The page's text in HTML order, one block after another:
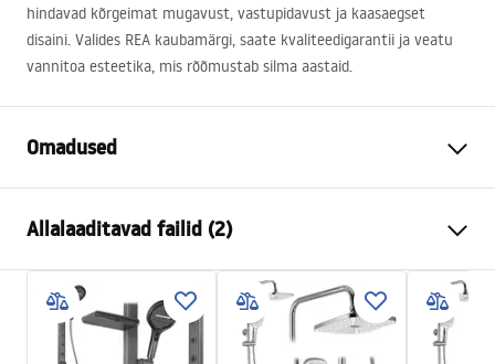
hindavad kõrgeimat mugavust, vastupidavust ja kaasaegset
disaini. Valides REA kaubamärgi, saate kvaliteedigarantii ja veatu
vannitoa esteetika, mis rõõmustab silma aastaid.
Omadused
Suurus (uks x uks)
Värv
Harjatud vask
Kabiini tüüp
Nurgas
Klaasi värvus
Transparent 6mm
Allalaaditavad failid (2)
Warunki bezpieczeństwa
WARUNKI BEZPIECZENSTWA KABINY DRZWI
PARAWANY.pdf